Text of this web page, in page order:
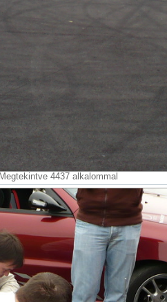
4437 alkalommal